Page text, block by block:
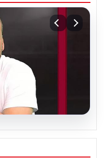
Yolcuyu Şoför